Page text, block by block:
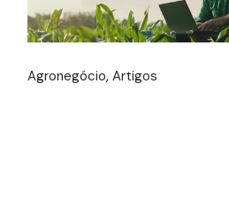
Agronegócio Artigos